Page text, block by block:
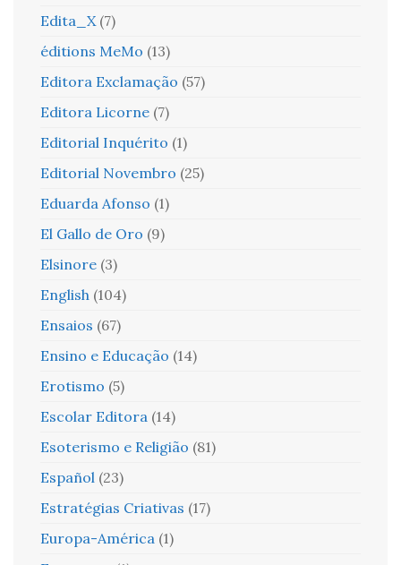
Edita_X (7)
éditions MeMo (13)
Editora Exclamação (57)
Editora Licorne (7)
Editorial Inquérito (1)
Editorial Novembro (25)
Eduarda Afonso (1)
El Gallo de Oro (9)
Elsinore (3)
English (104)
Ensaios (67)
Ensino e Educação (14)
Erotismo (5)
Escolar Editora (14)
Esoterismo e Religião (81)
Español (23)
Estratégias Criativas (17)
Europa-América (1)